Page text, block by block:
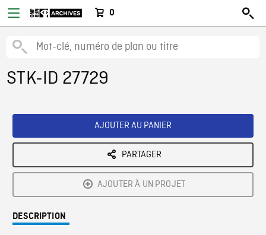
0
STK-ID 27729
AJOUTER AU PANIER
PARTAGER
AJOUTER À UN PROJET
DESCRIPTION